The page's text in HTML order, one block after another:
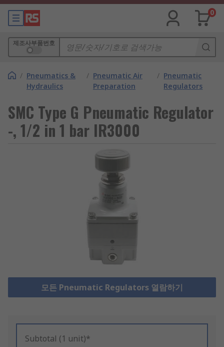
0
제조사부품번호
/ Pneumatics &
Hydraulics
/ Pneumatic Air
Preparation
/ Pneumatic
Regulators
SMC Type G Pneumatic Regulator
-, 1/2 in 1 bar IR3000
모든 Pneumatic Regulators 열람하기
Subtotal (1 unit)*